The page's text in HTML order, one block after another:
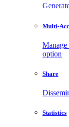
Multi-
option
Share
Statistics